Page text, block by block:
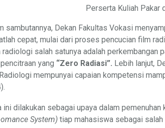
Perserta Kuliah Pakar
sambutannya, Dekan Fakultas Vokasi
cepat, mulai dari proses pencucian film
radiologi salah satunya adalah perkembangan
yang “Zero Radiasi”. Lebih lanjut,
mempunyai capaian kompetensi
ini dilakukan sebagai upaya dalam pemenuhan
System) tiap mahasiswa sebagai